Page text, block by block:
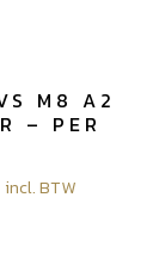
M8 A2
– PER
incl. BTW